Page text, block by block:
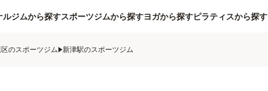
ルジムから探すスポーツジムから探すヨガから探すピラティスから探す
のスポーツジム 新津駅のスポーツジム